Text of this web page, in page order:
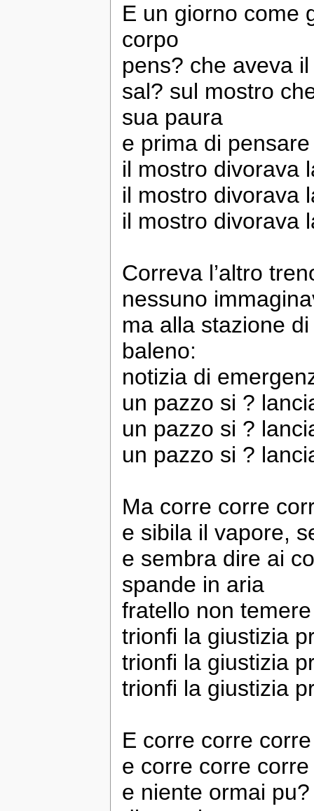
E un giorno come
corpo
pens? che aveva
sal? sul mostro
sua paura
e prima di
il mostro divorava
il mostro divorava
il mostro divorava
Correva l’altro
nessuno
ma alla stazione
baleno:
notizia di
un pazzo si ?
un pazzo si ?
un pazzo si ?
Ma corre corre
e sibila il vapore,
e sembra dire ai
spande in aria
fratello non
trionfi la giustizia
trionfi la giustizia
trionfi la giustizia
E corre corre
e corre corre
e niente ormai